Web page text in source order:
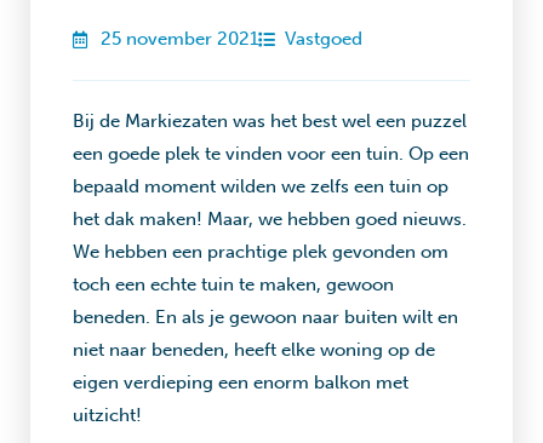
25 november 2021 Vastgoed
Bij de Markiezaten was het best wel een puzzel
een goede plek te vinden voor een tuin. Op een
bepaald moment wilden we zelfs een tuin op
het dak maken! Maar, we hebben goed nieuws.
We hebben een prachtige plek gevonden om
toch een echte tuin te maken, gewoon
beneden. En als je gewoon naar buiten wilt en
niet naar beneden, heeft elke woning op de
eigen verdieping een enorm balkon met
uitzicht!